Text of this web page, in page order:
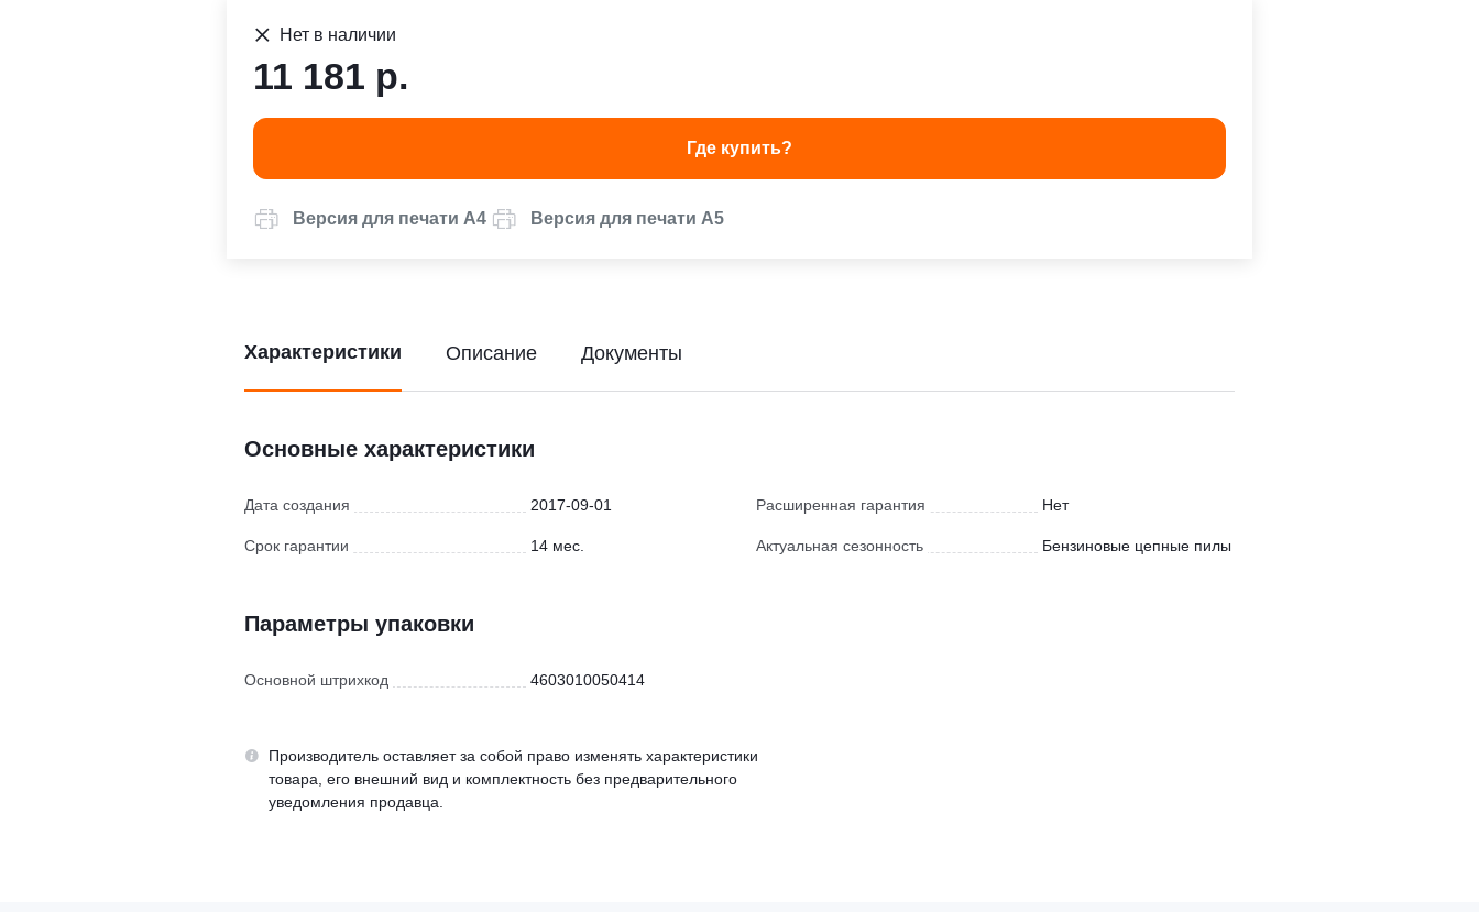
Нет в наличии
11 181 р.
Где купить?
Версия для печати А4 Версия для печати А5
Характеристики
Основные характеристики
Дата создания 2017-09-01
Срок гарантии 14 мес.
Расширенная гарантия Нет
Актуальная сезонность Бензиновые цепные пилы
Параметры упаковки
Основной штрихкод 4603010050414
Производитель оставляет за собой право изменять характеристики
товара, его внешний вид и комплектность без предварительного
уведомления продавца.
Описание Документы